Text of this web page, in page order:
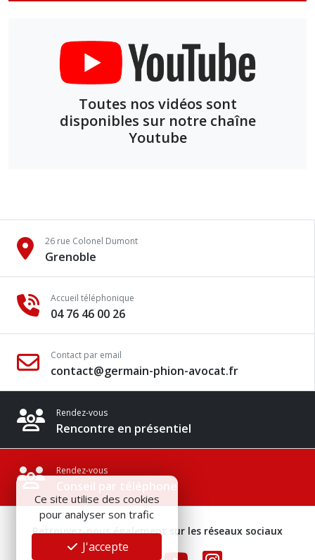
Toutes nos vidéos sont
disponibles sur notre chaîne
Youtube
26 rue Colonel Dumont
Grenoble
Accueil téléphonique
04 76 46 00 26
Contact par email
contact@germain-phion-avocat.fr
Rendez-vous
Rencontre en présentiel
Rendez-vous
Conseil par téléphone
Retrouvez-nous également sur les réseaux sociaux
Ce site utilise des cookies
pour analyser son trafic
J'accepte